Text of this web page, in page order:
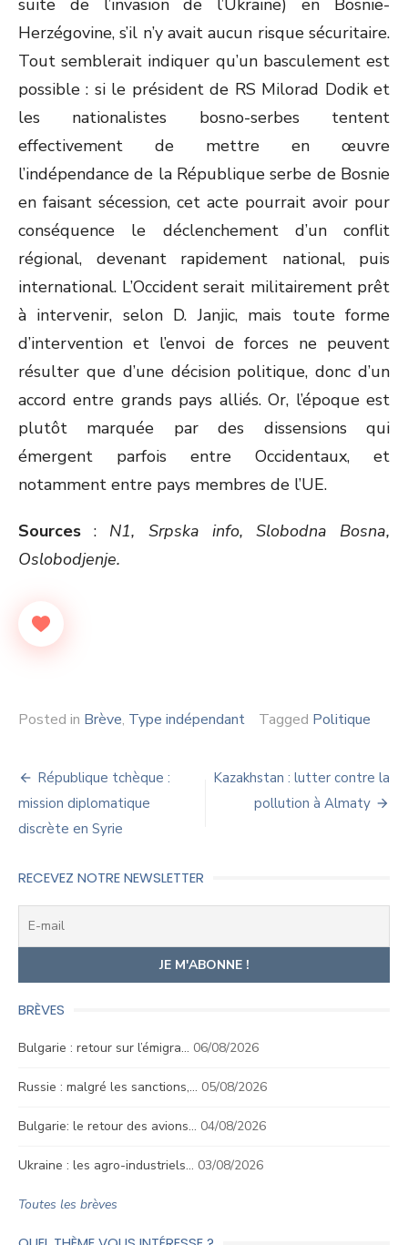
suite de l’invasion de l’Ukraine) en Bosnie-
Herzégovine, s’il n’y avait aucun risque sécuritaire.
Tout semblerait indiquer qu’un basculement est
possible : si le président de RS Milorad Dodik et
les nationalistes bosno-serbes tentent
effectivement de mettre en œuvre
l’indépendance de la République serbe de Bosnie
en faisant sécession, cet acte pourrait avoir pour
conséquence le déclenchement d’un conflit
régional, devenant rapidement national, puis
international. L’Occident serait militairement prêt
à intervenir, selon D. Janjic, mais toute forme
d’intervention et l’envoi de forces ne peuvent
résulter que d’une décision politique, donc d’un
accord entre grands pays alliés. Or, l’époque est
plutôt marquée par des dissensions qui
émergent parfois entre Occidentaux, et
notamment entre pays membres de l’UE.
Sources : N1, Srpska info, Slobodna Bosna,
Oslobodjenje.
Posted in Brève, Type indépendant Tagged Politique
Navigation
de
l’article
République tchèque :
mission diplomatique
discrète en Syrie
Kazakhstan : lutter contre la
pollution à Almaty
RECEVEZ NOTRE NEWSLETTER
BRÈVES
Bulgarie : retour sur l’émigra… 06/08/2026
Russie : malgré les sanctions,… 05/08/2026
Bulgarie: le retour des avions… 04/08/2026
Ukraine : les agro-industriels… 03/08/2026
Toutes les brèves